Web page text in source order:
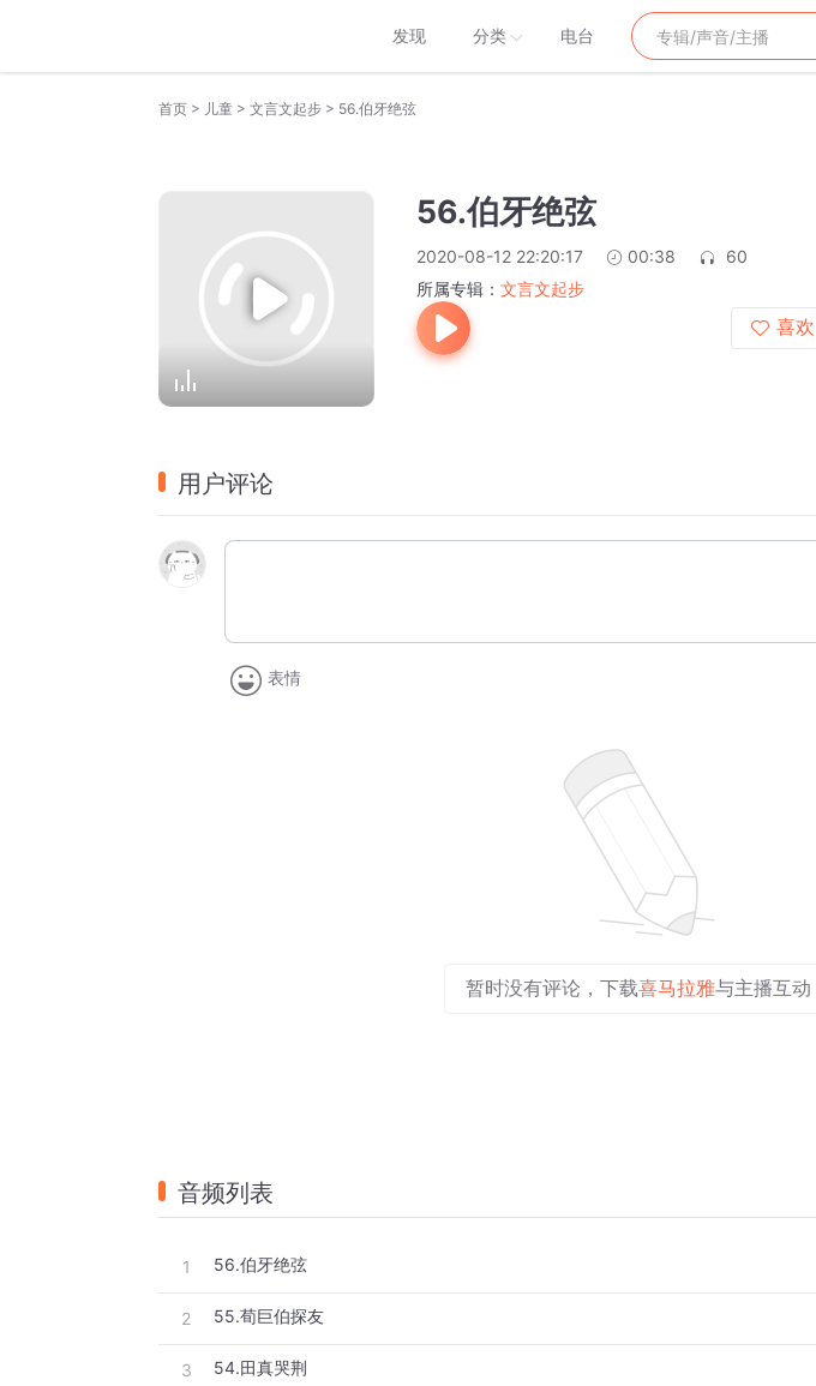
发现 分类 电台
首页 > 儿童 > 文言文起步 > 56.伯牙绝弦
56.伯牙绝弦
2020-08-12 22:20:17 00:38
60
所属专辑： 文言文起步
喜欢
用户评论
表情
暂时没有评论，下载喜马拉雅与主播互动
音频列表
1 56.伯牙绝弦
2 55.荀巨伯探友
3 54.田真哭荆